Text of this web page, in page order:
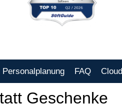
Personalplanung FAQ Cloud
Geschenke